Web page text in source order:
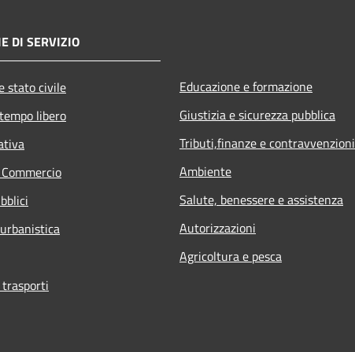
DI SERVIZIO
stato civile
libero
Educazione e formazione
Giustizia e sicurezza pubblica
Tributi,finanze e contravvenzioni
Ambiente
Salute, benessere e assistenza
Autorizzazioni
Agricoltura e pesca